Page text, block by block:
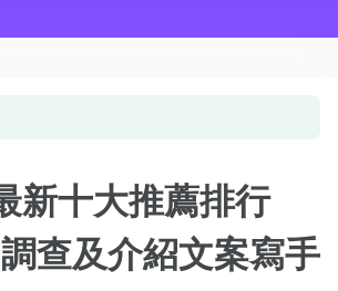
新十大推薦排行
查及介紹文案寫手